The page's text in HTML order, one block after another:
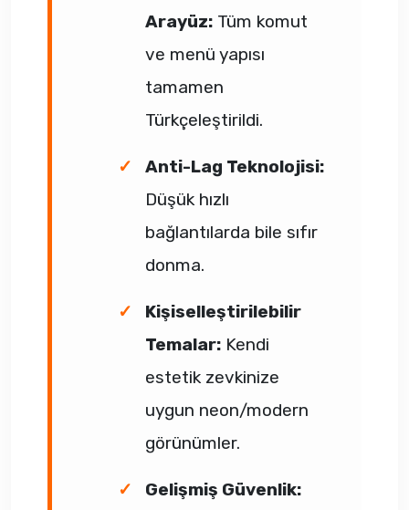
Arayüz: Tüm komut
ve menü yapısı
tamamen
Türkçeleştirildi.
Anti-Lag Teknolojisi:
Düşük hızlı
bağlantılarda bile sıfır
donma.
Kişiselleştirilebilir
Temalar: Kendi
estetik zevkinize
uygun neon/modern
görünümler.
Gelişmiş Güvenlik: